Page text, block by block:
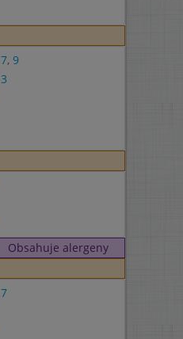
7, 9
3
Obsahuje alergeny
7